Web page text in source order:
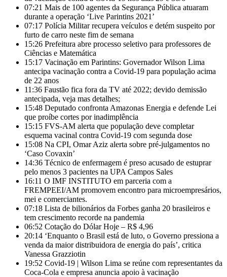
07:21 Mais de 100 agentes da Segurança Pública atuaram
durante a operação ‘Live Parintins 2021’
07:17 Polícia Militar recupera veículos e detém suspeito por
furto de carro neste fim de semana
15:26 Prefeitura abre processo seletivo para professores de
Ciências e Matemática
15:17 Vacinação em Parintins: Governador Wilson Lima
antecipa vacinação contra a Covid-19 para população acima
de 22 anos
11:36 Faustão fica fora da TV até 2022; devido demissão
antecipada, veja mas detalhes;
15:48 Deputado confronta Amazonas Energia e defende Lei
que proíbe cortes por inadimplência
15:15 FVS-AM alerta que população deve completar
esquema vacinal contra Covid-19 com segunda dose
15:08 Na CPI, Omar Aziz alerta sobre pré-julgamentos no
‘Caso Covaxin’
14:36 Técnico de enfermagem é preso acusado de estuprar
pelo menos 3 pacientes na UPA Campos Sales
16:11 O IMF INSTITUTO em parceria com a
FREMPEEI/AM promovem encontro para microempresários,
mei e comerciantes.
07:18 Lista de bilionários da Forbes ganha 20 brasileiros e
tem crescimento recorde na pandemia
06:52 Cotação do Dólar Hoje – R$ 4,96
20:14 ‘Enquanto o Brasil está de luto, o Governo pressiona a
venda da maior distribuidora de energia do país’, critica
Vanessa Grazziotin
19:52 Covid-19 | Wilson Lima se reúne com representantes da
Coca-Cola e empresa anuncia apoio à vacinação